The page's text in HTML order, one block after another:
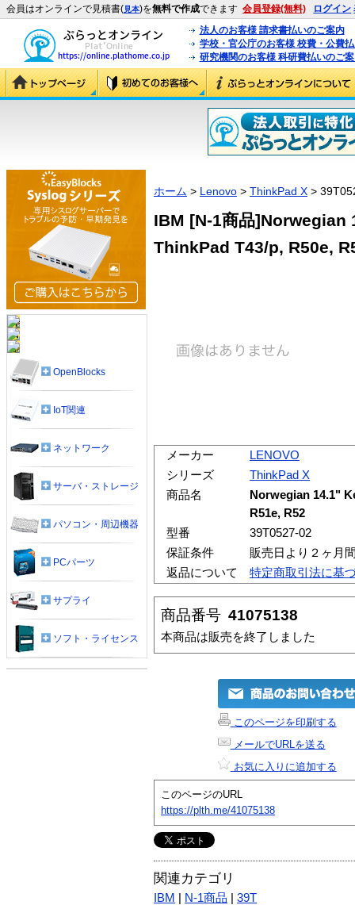
会員はオンラインで見積書(見本)を無料で作成できます 会員登録(無料) ログイン
法人のお客様 請求書払いのご案内
学校・官公庁のお客様 校費・公費
研究機関のお客様 科研費払いのご
ホーム > Lenovo > ThinkPad X >
IBM [N-1商品]Norwegian
ThinkPad T43/p, R50e,
メーカー
LENOVO
シリーズ
ThinkPad X
商品名
Norwegian 14.1"
R51e, R52
型番
39T0527-02
保証条件
販売日より２ヶ月
返品について
特定商取引法に基
商品番号 41075138
本商品は販売を終了しました
このページを印刷する
メールでURLを送る
お気に入りに追加する
このページのURL
https://plth.me/41075138
関連カテゴリ
IBM N-1商品 39T
OpenBlocks
IoT関連
ネットワーク
サーバ・ストレージ
パソコン・周辺機器
PCパーツ
サプライ
ソフト・ライセンス